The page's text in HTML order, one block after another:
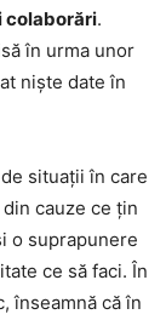
colaborări.
în urma unor
niște date în
situații în care
cauze ce țin
o suprapunere
ce să faci. În
înseamnă că în